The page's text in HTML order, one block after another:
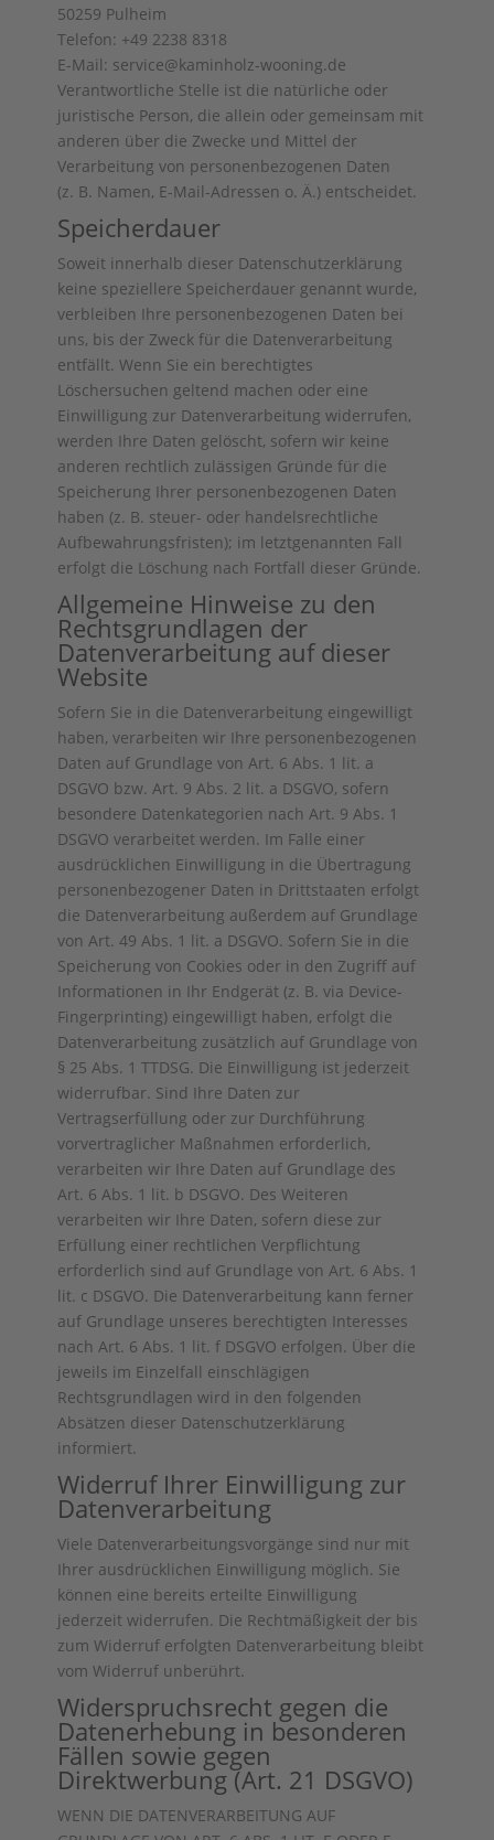
50259 Pulheim
Telefon: +49 2238 8318
E-Mail: service@kaminholz-wooning.de
Verantwortliche Stelle ist die natürliche oder
juristische Person, die allein oder gemeinsam mit
anderen über die Zwecke und Mittel der
Verarbeitung von personenbezogenen Daten
(z. B. Namen, E-Mail-Adressen o. Ä.) entscheidet.
Speicherdauer
Soweit innerhalb dieser Datenschutzerklärung
keine speziellere Speicherdauer genannt wurde,
verbleiben Ihre personenbezogenen Daten bei
uns, bis der Zweck für die Datenverarbeitung
entfällt. Wenn Sie ein berechtigtes
Löschersuchen geltend machen oder eine
Einwilligung zur Datenverarbeitung widerrufen,
werden Ihre Daten gelöscht, sofern wir keine
anderen rechtlich zulässigen Gründe für die
Speicherung Ihrer personenbezogenen Daten
haben (z. B. steuer- oder handelsrechtliche
Aufbewahrungsfristen); im letztgenannten Fall
erfolgt die Löschung nach Fortfall dieser Gründe.
Allgemeine Hinweise zu den
Rechtsgrundlagen der
Datenverarbeitung auf dieser
Website
Sofern Sie in die Datenverarbeitung eingewilligt
haben, verarbeiten wir Ihre personenbezogenen
Daten auf Grundlage von Art. 6 Abs. 1 lit. a
DSGVO bzw. Art. 9 Abs. 2 lit. a DSGVO, sofern
besondere Datenkategorien nach Art. 9 Abs. 1
DSGVO verarbeitet werden. Im Falle einer
ausdrücklichen Einwilligung in die Übertragung
personenbezogener Daten in Drittstaaten erfolgt
die Datenverarbeitung außerdem auf Grundlage
von Art. 49 Abs. 1 lit. a DSGVO. Sofern Sie in die
Speicherung von Cookies oder in den Zugriff auf
Informationen in Ihr Endgerät (z. B. via Device-
Fingerprinting) eingewilligt haben, erfolgt die
Datenverarbeitung zusätzlich auf Grundlage von
§ 25 Abs. 1 TTDSG. Die Einwilligung ist jederzeit
widerrufbar. Sind Ihre Daten zur
Vertragserfüllung oder zur Durchführung
vorvertraglicher Maßnahmen erforderlich,
verarbeiten wir Ihre Daten auf Grundlage des
Art. 6 Abs. 1 lit. b DSGVO. Des Weiteren
verarbeiten wir Ihre Daten, sofern diese zur
Erfüllung einer rechtlichen Verpflichtung
erforderlich sind auf Grundlage von Art. 6 Abs. 1
lit. c DSGVO. Die Datenverarbeitung kann ferner
auf Grundlage unseres berechtigten Interesses
nach Art. 6 Abs. 1 lit. f DSGVO erfolgen. Über die
jeweils im Einzelfall einschlägigen
Rechtsgrundlagen wird in den folgenden
Absätzen dieser Datenschutzerklärung
informiert.
Widerruf Ihrer Einwilligung zur
Datenverarbeitung
Viele Datenverarbeitungsvorgänge sind nur mit
Ihrer ausdrücklichen Einwilligung möglich. Sie
können eine bereits erteilte Einwilligung
jederzeit widerrufen. Die Rechtmäßigkeit der bis
zum Widerruf erfolgten Datenverarbeitung bleibt
vom Widerruf unberührt.
Widerspruchsrecht gegen die
Datenerhebung in besonderen
Fällen sowie gegen
Direktwerbung (Art. 21 DSGVO)
WENN DIE DATENVERARBEITUNG AUF